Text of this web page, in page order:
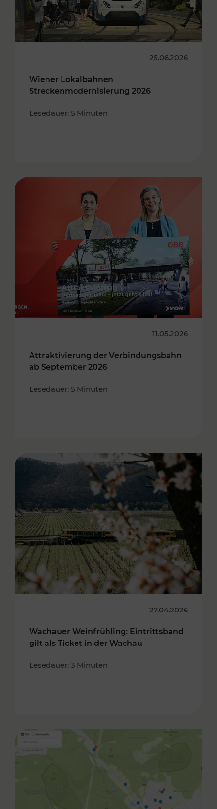
25.06.2026
Wiener Lokalbahnen
Streckenmodernisierung 2026
Lesedauer: 5 Minuten
11.05.2026
Attraktivierung der Verbindungsbahn
ab September 2026
Lesedauer: 5 Minuten
27.04.2026
Wachauer Weinfrühling: Eintrittsband
gilt als Ticket in der Wachau
Lesedauer: 3 Minuten